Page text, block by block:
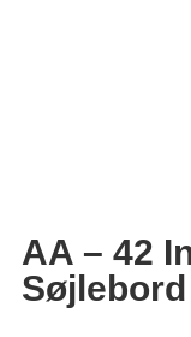
AA – 42
Søjlebord